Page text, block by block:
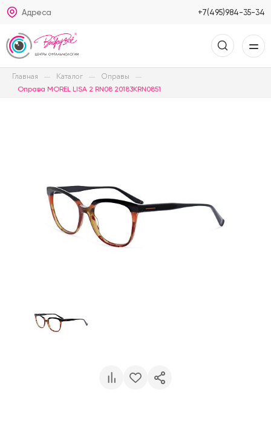
Адреса +7(495)984-35-34
Главная Каталог Оправы
Оправа MOREL LISA 2 RN08 20183KRN0851